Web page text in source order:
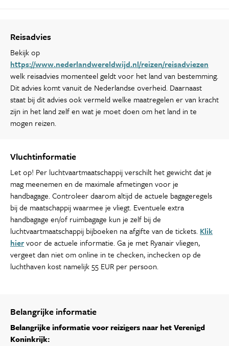
Reisadvies
Bekijk op
https://www.nederlandwereldwijd.nl/reizen/reisadviezen
welk reisadvies momenteel geldt voor het land van bestemming.
Dit advies komt vanuit de Nederlandse overheid. Daarnaast
staat bij dit advies ook vermeld welke maatregelen er van kracht
zijn in het land zelf en wat je moet doen om het land in te
mogen reizen.
Vluchtinformatie
Let op! Per luchtvaartmaatschappij verschilt het gewicht dat je
mag meenemen en de maximale afmetingen voor je
handbagage. Controleer daarom altijd de actuele bagageregels
bij de maatschappij waarmee je vliegt. Eventuele extra
handbagage en/of ruimbagage kun je zelf bij de
luchtvaartmaatschappij bijboeken na afgifte van de tickets. Klik
hiervoor de actuele informatie. Ga je met Ryanair vliegen,
vergeet dan niet om online in te checken, inchecken op de
luchthaven kost namelijk 55 EUR per persoon.
Belangrijke informatie
Belangrijke informatie voor reizigers naar het Verenigd
Koninkrijk: